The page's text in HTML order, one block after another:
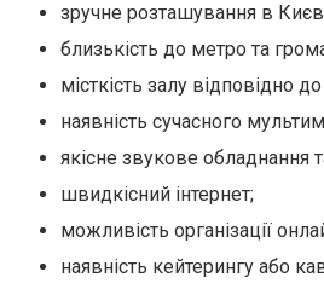
зручне розташування в
близькість до метро та
місткість залу відповідно
наявність сучасного
якісне звукове обладнання
швидкісний інтернет;
можливість організації
наявність кейтерингу або